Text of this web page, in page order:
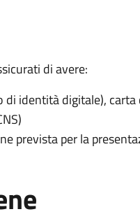
di avere:
di identità digitale),
prevista per la